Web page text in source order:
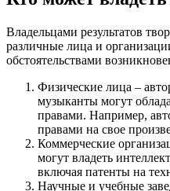
Владельцами результатов
различные лица и
обстоятельствами
Физические лица –
музыканты могут
правами. Например,
правами на свое
Коммерческие
могут владеть
включая патенты на
Научные и учебные